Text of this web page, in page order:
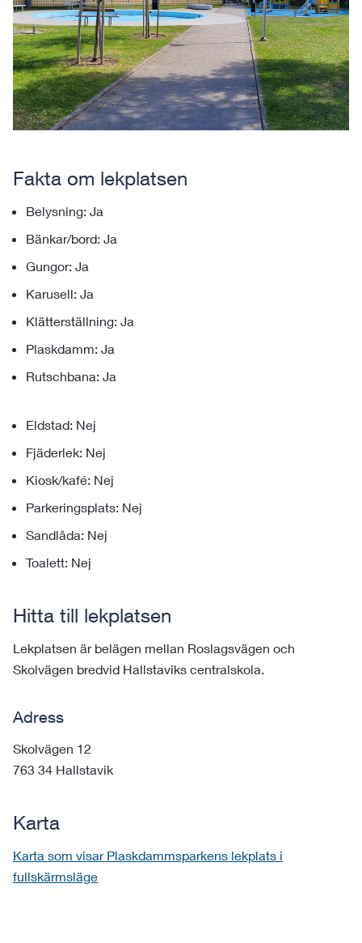
Fakta om lekplatsen
Belysning: Ja
Bänkar/bord: Ja
Gungor: Ja
Karusell: Ja
Klätterställning: Ja
Plaskdamm: Ja
Rutschbana: Ja
Eldstad: Nej
Fjäderlek: Nej
Kiosk/kafé: Nej
Parkeringsplats: Nej
Sandlåda: Nej
Toalett: Nej
Hitta till lekplatsen
Lekplatsen är belägen mellan Roslagsvägen och
Skolvägen bredvid Hallstaviks centralskola.
Adress
Skolvägen 12
763 34 Hallstavik
Karta
Karta som visar Plaskdammsparkens lekplats i
fullskärmsläge